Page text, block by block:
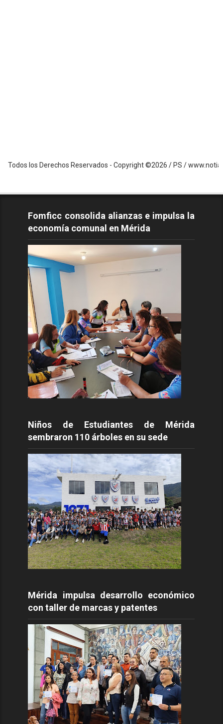
Derechos Reservados - Copyright ©2026 / PS /
Fomficc consolida alianzas e impulsa la
economía comunal en Mérida
Niños de Estudiantes de Mérida
sembraron 110 árboles en su sede
Mérida impulsa desarrollo económico
con taller de marcas y patentes